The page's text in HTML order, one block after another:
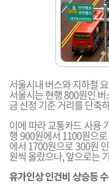
서울시내 버스와 지하철
서울시는 현행 800원인
금 산정 기준 거리를 단축
이에 따라 교통카드 사용
행 900원에서 1100원으
에서 1700원으로 300원
원씩 올랐으나, 앞으로는
유가인상 인건비 상승등